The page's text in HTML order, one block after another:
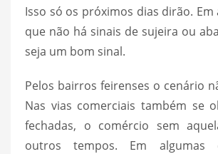
Isso só os próximos dias dirão.
que não há sinais de sujeira ou
seja um bom sinal.
Pelos bairros feirenses o cenário
Nas vias comerciais também se
fechadas, o comércio sem
outros tempos. Em algumas